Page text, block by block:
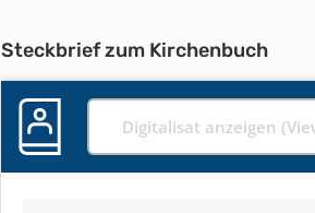
Steckbrief zum Kirchenbuch
Digitalisat anzeigen